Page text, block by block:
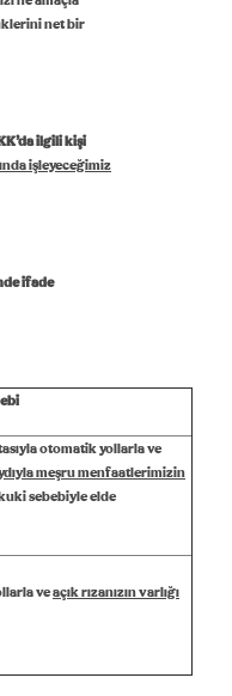
net bir
ilgili kişi
işleyeceğimiz
ifade
otomatik yollarla ve
meşru menfaatlerimizin
sebebiyle elde
veaçık rızanızın varlığı